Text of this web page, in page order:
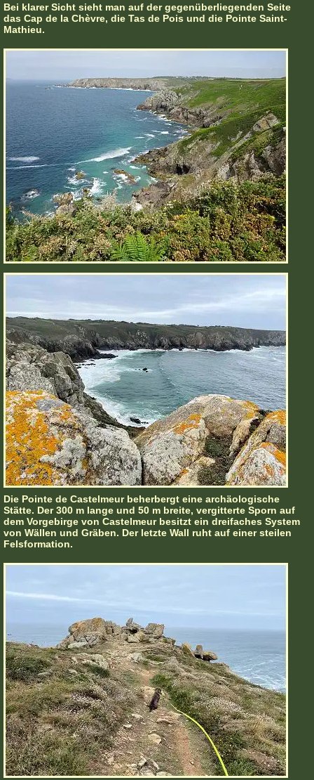
Bei klarer Sicht sieht man auf der gegenüberliegenden Seite
das Cap de la Chèvre, die Tas de Pois und die Pointe Saint-
Mathieu.
Die Pointe de Castelmeur beherbergt eine archäologische
Stätte. Der 300 m lange und 50 m breite, vergitterte Sporn auf
dem Vorgebirge von Castelmeur besitzt ein dreifaches System
von Wällen und Gräben. Der letzte Wall ruht auf einer steilen
Felsformation.